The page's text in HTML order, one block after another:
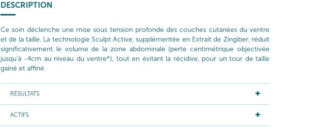
DESCRIPTION
Ce soin déclenche une mise sous tension profonde des couches cutanées du ventre
et de la taille. La technologie Sculpt Active, supplémentée en Extrait de Zingiber, réduit
significativement le volume de la zone abdominale (perte centimétrique objectivée
jusqu’à -4cm au niveau du ventre*), tout en évitant la récidive, pour un tour de taille
gainé et affiné.
RÉSULTATS
ACTIFS